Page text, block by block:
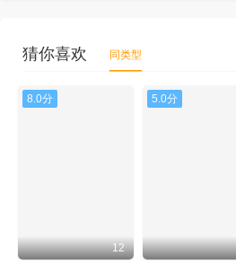
猜你喜欢 同类型
8.0分
12
5.0分